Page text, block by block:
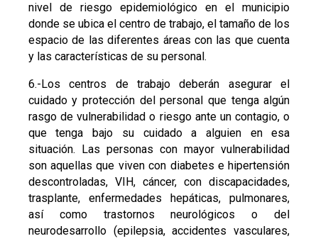
nivel de riesgo epidemiológico en el municipio
donde se ubica el centro de trabajo, el tamaño de los
espacio de las diferentes áreas con las que cuenta
y las características de su personal.
6.-Los centros de trabajo deberán asegurar el
cuidado y protección del personal que tenga algún
rasgo de vulnerabilidad o riesgo ante un contagio, o
que tenga bajo su cuidado a alguien en esa
situación. Las personas con mayor vulnerabilidad
son aquellas que viven con diabetes e hipertensión
descontroladas, VIH, cáncer, con discapacidades,
trasplante, enfermedades hepáticas, pulmonares,
así como trastornos neurológicos o del
neurodesarrollo (epilepsia, accidentes vasculares,